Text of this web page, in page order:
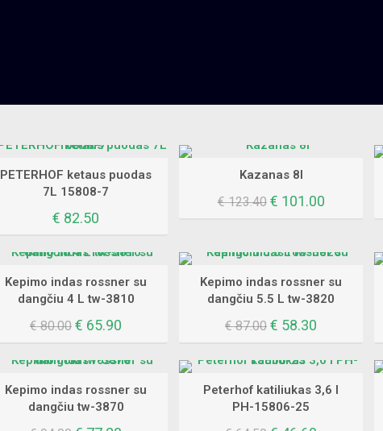
PETERHOF ketaus puodas
7L 15808-7
€ 82.50
Kazanas 8l
€123.40 Original
€ 123.40.
€ 101.00Current
€ 101.00.
Kepimo indas rossner su
dangčiu 4 L tw-3810
€80.00 Original
was:
€ 65.90
is:
Kepimo indas rossner su
dangčiu 5.5 L tw-3820
€87.00 Original
was:
€ 58.30
is:
Kepimo indas rossner su
dangčiu tw-3870
Peterhof katiliukas 3,6 l
PH-15806-25